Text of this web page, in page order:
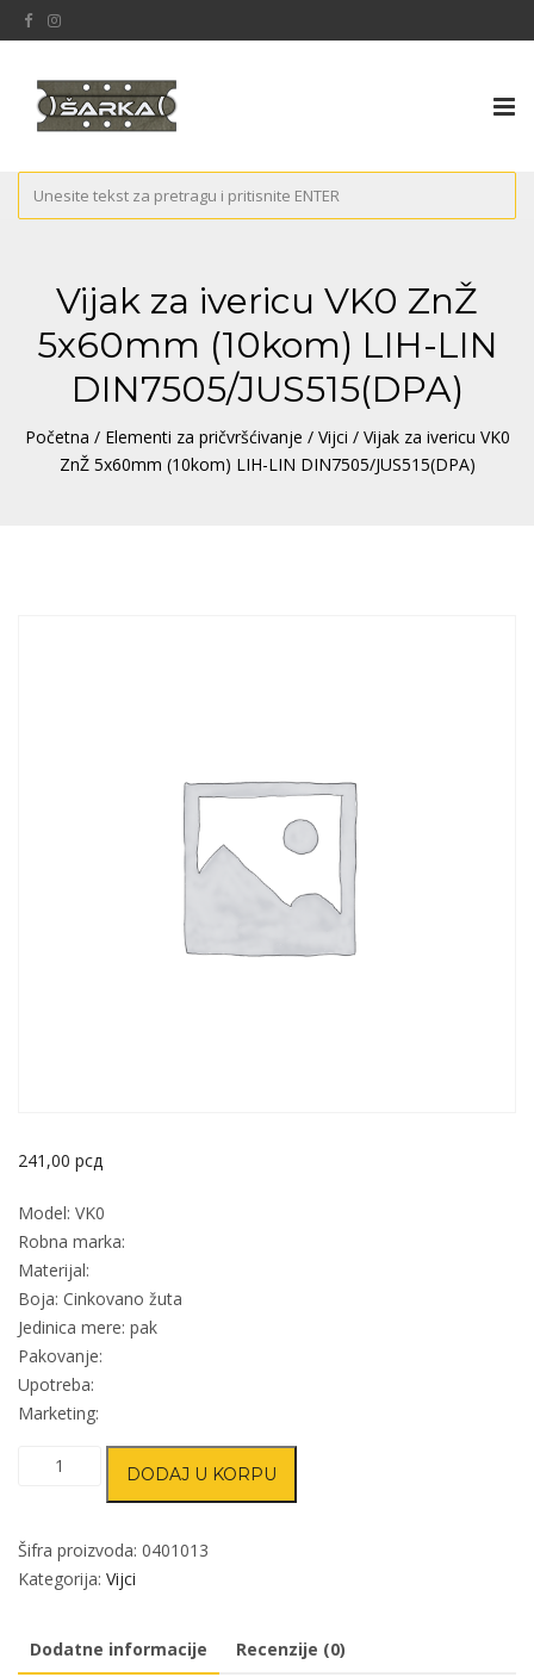
Vijak za ivericu VK0 ZnŽ
5x60mm (10kom) LIH-LIN
DIN7505/JUS515(DPA)
Početna / Elementi za pričvršćivanje / Vijci / Vijak za ivericu VK0
ZnŽ 5x60mm (10kom) LIH-LIN DIN7505/JUS515(DPA)
241,00 рсд
Model: VK0
Robna marka:
Materijal:
Boja: Cinkovano žuta
Jedinica mere: pak
Pakovanje:
Upotreba:
Marketing:
VK0
ZnŽ
LIH-
DODAJ U KORPU
Šifra proizvoda: 0401013
Kategorija: Vijci
Dodatne informacije Recenzije (0)